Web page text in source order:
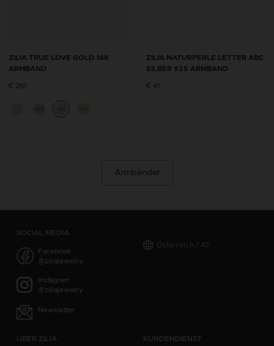
ZILIA TRUE LOVE GOLD 14K
ARMBAND
€ 261
ZILIA NATURPERLE LETTER ABC
SILBER 925 ARMBAND
€ 41
Armbänder
SOCIAL MEDIA
Facebook
@ziliajewelry
Instagram
@ziliajewelry
Newsletter
Österreich / AT
ÜBER ZILIA KUNDENDIENST